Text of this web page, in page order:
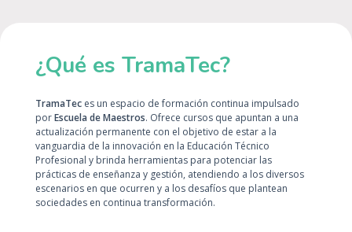
¿Qué es TramaTec?
TramaTec es un espacio de formación continua impulsado
porEscuela de Maestros. Ofrece cursos que apuntan a una
actualización permanente con el objetivo de estar a la
vanguardia de la innovación en la Educación Técnico
Profesional y brinda herramientas para potenciar las
prácticas de enseñanza y gestión, atendiendo a los diversos
escenarios en que ocurren y a los desafíos que plantean
sociedades en continua transformación.